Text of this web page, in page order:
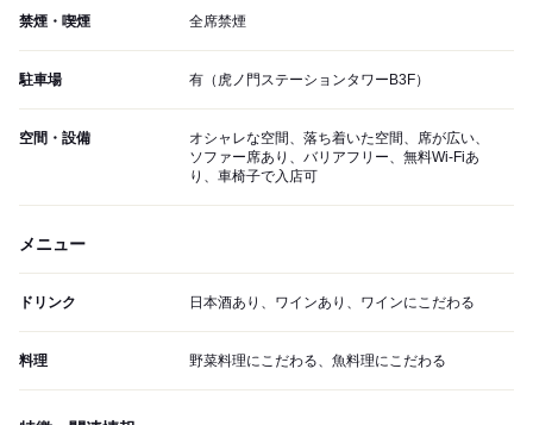
禁煙・喫煙 全席禁煙
駐車場 有（虎ノ門ステーションタワーB3F）
空間・設備
オシャレな空間、落ち着いた空間、席が広い、
ソファー席あり、バリアフリー、無料Wi-Fiあ
り、車椅子で入店可
メニュー
ドリンク 日本酒あり、ワインあり、ワインにこだわる
料理 野菜料理にこだわる、魚料理にこだわる